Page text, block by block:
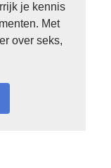
je kennis
Met
over seks,